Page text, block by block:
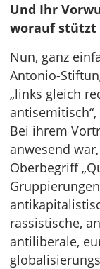
Und Ihr
worauf stützt
Nun, ganz
Antonio-
„links gleich
Bei ihrem
anwesend
Oberbegriff
rassistische,
antiliberale,